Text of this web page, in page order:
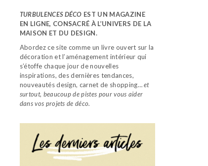
TURBULENCES DÉCO EST UN MAGAZINE
EN LIGNE, CONSACRÉ À L’UNIVERS DE LA
MAISON ET DU DESIGN.
Abordez ce site comme un livre ouvert sur la
décoration et l’aménagement intérieur qui
s’étoffe chaque jour de nouvelles
inspirations, des dernières tendances,
nouveautés design, carnet de shopping…et
surtout, beaucoup de pistes pour vous aider
dans vos projets de déco.